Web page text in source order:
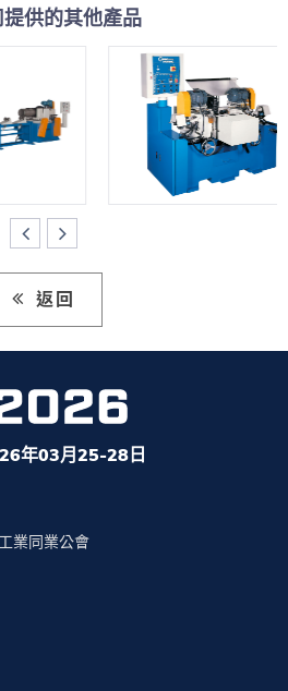
供的其他產品
返回
年03月25-28日
業同業公會